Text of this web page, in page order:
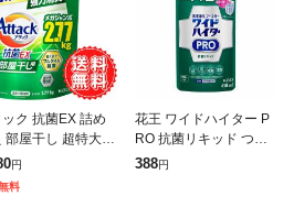
ック 抗菌EX 詰め
部屋干し 超特大
臭 洗濯洗剤 液体
め 密集干し 強力
抗菌 防カビ 花王
円
料
花王 ワイドハイター P
RO 抗菌リキッド つめ
かえ用 450ml
388円